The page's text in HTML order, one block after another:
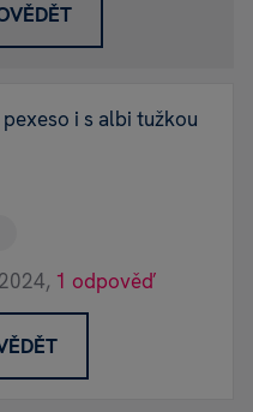
i s albi tužkou
1 odpověď